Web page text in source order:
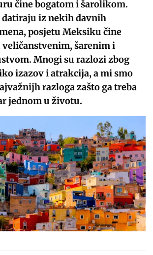
čine bogatom i šarolikom.
iz nekih davnih
posjetu Meksiku čine
šarenim i
Mnogi su razlozi zbog
izazov i atrakcija, a mi smo
razloga zašto ga treba
jednom u životu.